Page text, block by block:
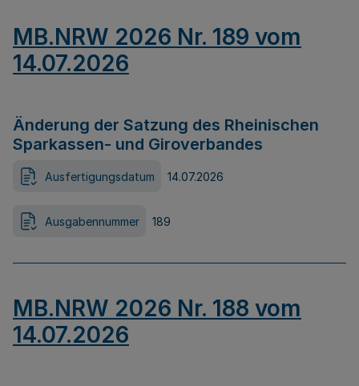
MB.NRW 2026 Nr. 189 vom
14.07.2026
Änderung der Satzung des Rheinischen
Sparkassen- und Giroverbandes
Ausfertigungsdatum 14.07.2026
Ausgabennummer 189
MB.NRW 2026 Nr. 188 vom
14.07.2026